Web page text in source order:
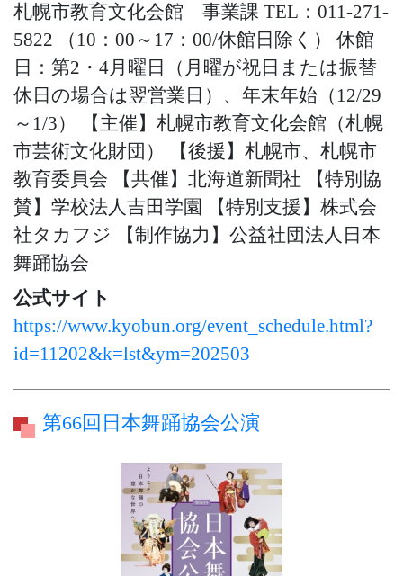
札幌市教育文化会館 事業課 TEL：011-271-
5822 （10：00～17：00/休館日除く） 休館
日：第2・4月曜日（月曜が祝日または振替
休日の場合は翌営業日）、年末年始（12/29
～1/3） 【主催】札幌市教育文化会館（札幌
市芸術文化財団） 【後援】札幌市、札幌市
教育委員会 【共催】北海道新聞社 【特別協
賛】学校法人吉田学園 【特別支援】株式会
社タカフジ 【制作協力】公益社団法人日本
舞踊協会
公式サイト
https://www.kyobun.org/event_schedule.html?
id=11202&k=lst&ym=202503
第66回日本舞踊協会公演